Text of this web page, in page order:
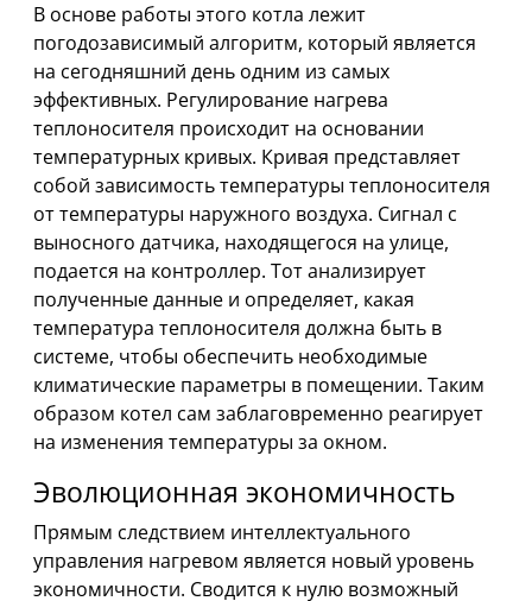
В основе работы этого котла лежит
погодозависимый алгоритм, который является
на сегодняшний день одним из самых
эффективных. Регулирование нагрева
теплоносителя происходит на основании
температурных кривых. Кривая представляет
собой зависимость температуры теплоносителя
от температуры наружного воздуха. Сигнал с
выносного датчика, находящегося на улице,
подается на контроллер. Тот анализирует
полученные данные и определяет, какая
температура теплоносителя должна быть в
системе, чтобы обеспечить необходимые
климатические параметры в помещении. Таким
образом котел сам заблаговременно реагирует
на изменения температуры за окном.
Эволюционная экономичность
Прямым следствием интеллектуального
управления нагревом является новый уровень
экономичности. Сводится к нулю возможный